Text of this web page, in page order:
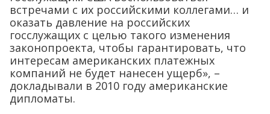
встречами с их российскими коллегами… и
оказать давление на российских
госслужащих с целью такого изменения
законопроекта, чтобы гарантировать, что
интересам американских платежных
компаний не будет нанесен ущерб», –
докладывали в 2010 году американские
дипломаты.